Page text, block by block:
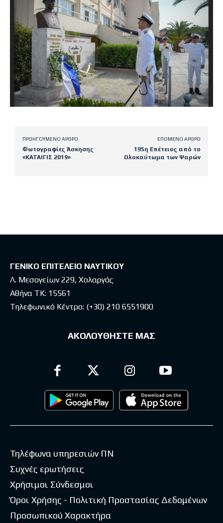
ΠΡΟΗΓΟΎΜΕΝΟ ΆΡΘΡΟ
Φωτογραφίες Άσκησης
«ΚΑΤΑΙΓΙΣ 2019»
ΕΠΌΜΕΝΟ ΆΡΘΡΟ
195η Επέτειος από το
Ολοκαύτωμα των Ψαρών
ΓΕΝΙΚΟ ΕΠΙΤΕΛΕΙΟ ΝΑΥΤΙΚΟΥ
Λ. Μεσογείων 229, Χολαργός
Αθήνα ΤΚ: 15561
Τηλεφωνικό Κέντρο: (+30) 210 6551900
ΑΚΟΛΟΥΘΗΣΤΕ ΜΑΣ
Τηλέφωνα υπηρεσιών ΠΝ
Συχνές ερωτήσεις
Χρήσιμοι Σύνδεσμοι
Όροι Χρήσης - Πολιτική Προστασίας Δεδομένων
Προσωπικού Χαρακτήρα